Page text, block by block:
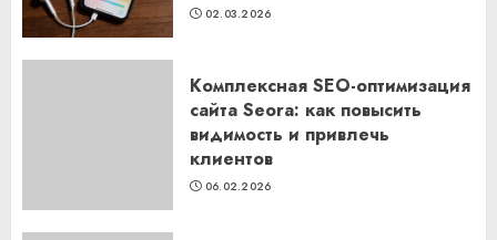
02.03.2026
Комплексная SEO-оптимизация
сайта Seora: как повысить
видимость и привлечь
клиентов
06.02.2026